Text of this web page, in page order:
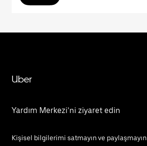
Uber
Yardım Merkezi’ni ziyaret edin
Kişisel bilgilerimi satmayın ve paylaşmayın